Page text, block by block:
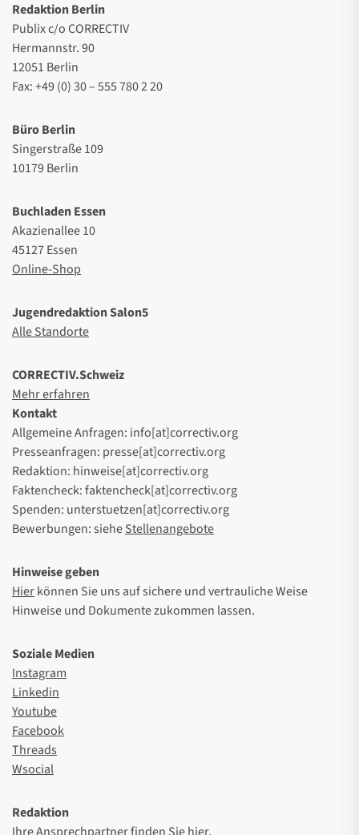
Redaktion Berlin
Publix c/o CORRECTIV
Hermannstr. 90
12051 Berlin
Fax: +49 (0) 30 – 555 780 2 20
Büro Berlin
Singerstraße 109
10179 Berlin
Buchladen Essen
Akazienallee 10
45127 Essen
Online-Shop
Jugendredaktion Salon5
Alle Standorte
CORRECTIV.Schweiz
Mehr erfahren
Kontakt
Allgemeine Anfragen: info[at]correctiv.org
Presseanfragen: presse[at]correctiv.org
Redaktion: hinweise[at]correctiv.org
Faktencheck: faktencheck[at]correctiv.org
Spenden: unterstuetzen[at]correctiv.org
Bewerbungen: sieheStellenangebote
Hinweise geben
Hierkönnen Sie uns auf sichere und vertrauliche Weise
Hinweise und Dokumente zukommen lassen.
Soziale Medien
Instagram
Linkedin
Youtube
Facebook
Threads
Wsocial
Redaktion